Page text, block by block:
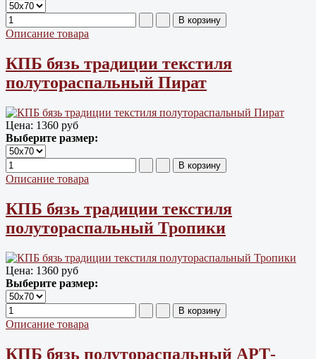
Описание товара
КПБ бязь традиции текстиля
полутораспальный Пират
Цена: 1360 руб
Выберите размер:
Описание товара
КПБ бязь традиции текстиля
полутораспальный Тропики
Цена: 1360 руб
Выберите размер:
Описание товара
КПБ бязь полутораспальный АРТ-